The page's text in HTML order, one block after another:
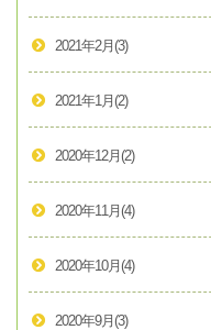
2021年2月 (3)
2021年1月 (2)
2020年12月 (2)
2020年11月 (4)
2020年10月 (4)
2020年9月 (3)